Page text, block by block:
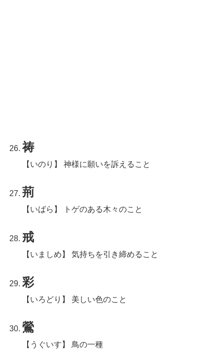
祷
【いのり】 神様に願いを訴えること
荊
【いばら】 トゲのある木々のこと
戒
【いましめ】 気持ちを引き締めること
彩
【いろどり】 美しい色のこと
鶯
【うぐいす】 鳥の一種